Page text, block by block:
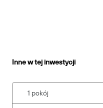
Inne w tej inwestycji
1 pokój